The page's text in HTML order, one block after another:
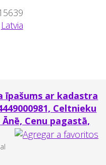
Latvia
īpašums ar kadastra
Celtnieku
Ānē, Cenu pagastā,